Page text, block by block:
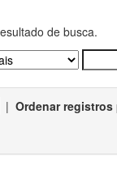
de busca.
| Ordenar registros